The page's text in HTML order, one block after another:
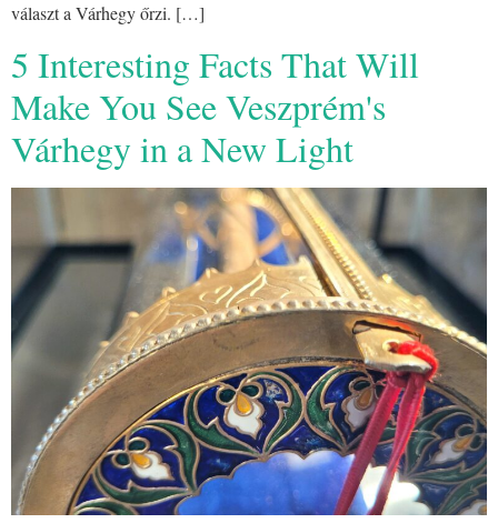
választ a Várhegy őrzi. […]
5 Interesting Facts That Will
Make You See Veszprém's
Várhegy in a New Light